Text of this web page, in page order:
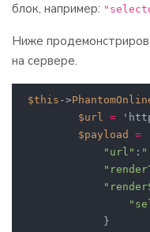
блок, например:
Ниже
на сервере.
$this ->
$url =
$payload
=
"url" :
            }